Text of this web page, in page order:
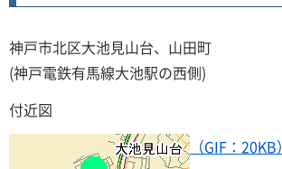
神戸市北区大池見山台、山田町
(神戸電鉄有馬線大池駅の西側)
付近図
（GIF：20KB）